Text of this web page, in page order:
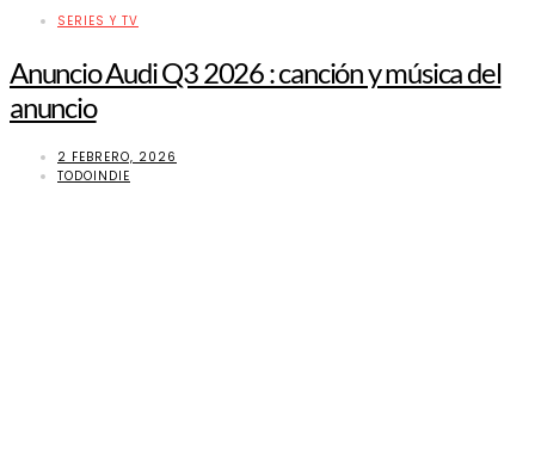
SERIES Y TV
Anuncio Audi Q3 2026 : canción y música del
anuncio
2 FEBRERO, 2026
TODOINDIE